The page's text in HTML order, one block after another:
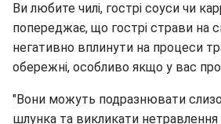
Ви любите чилі, гострі соуси чи
попереджає, що гострі страви на
негативно вплинути на процеси
обережні, особливо якщо у вас
"Вони можуть подразнювати
шлунка та викликати